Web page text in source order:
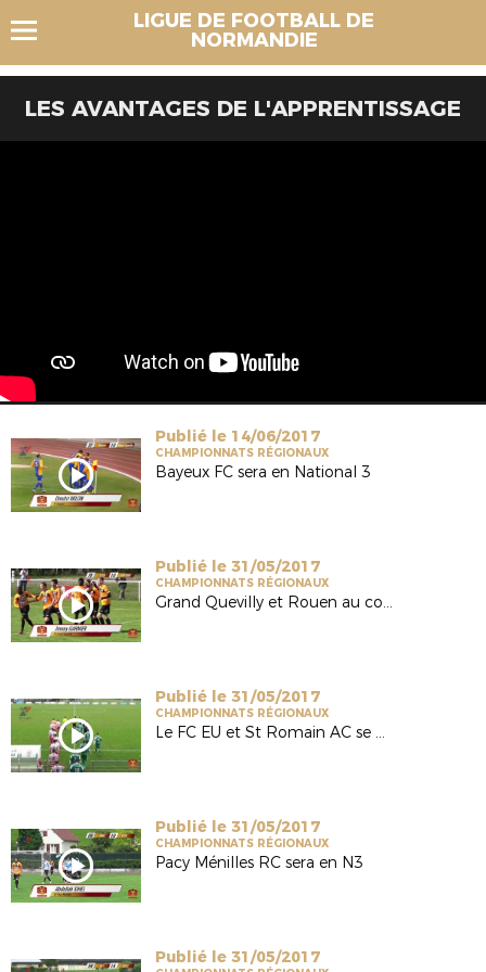
LIGUE DE FOOTBALL DE
NORMANDIE
LES AVANTAGES DE L'APPRENTISSAGE
Publié le 14/06/2017
CHAMPIONNATS RÉGIONAUX
Bayeux FC sera en National 3
Publié le 31/05/2017
CHAMPIONNATS RÉGIONAUX
Grand Quevilly et Rouen au coude à coude
Publié le 31/05/2017
CHAMPIONNATS RÉGIONAUX
Le FC EU et St Romain AC se neutralisent
Publié le 31/05/2017
CHAMPIONNATS RÉGIONAUX
Pacy Ménilles RC sera en N3
Publié le 31/05/2017